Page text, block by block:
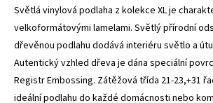
Světlá vinylová podlaha z kolekce XL je
velkoformátovými lamelami. Světlý přírodní
dřevěnou podlahu dodává interiéru světlo a
Autentický vzhled dřeva je dána speciální
Registr Embossing. Zátěžová třída 21-23,+31
ideální podlahu do každé domácnosti nebo